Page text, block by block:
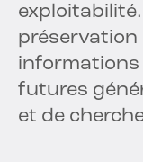
préservation
informations
futures
et de